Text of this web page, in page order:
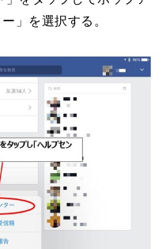
」を選択する。